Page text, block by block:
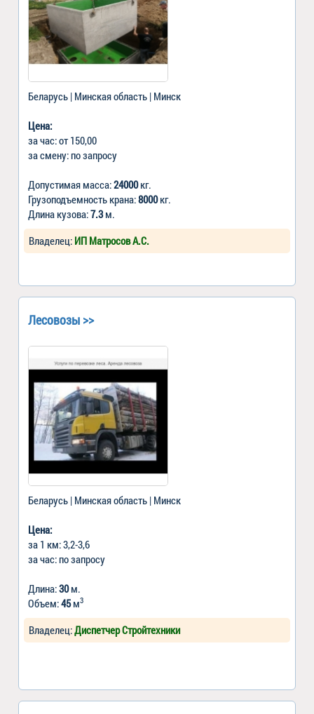
Беларусь | Минская область | Минск
Цена:
за час: от 150,00
за смену: по запросу
Допустимая масса:24000кг.
Грузоподъемность крана:8000кг.
Длина кузова:7.3м.
Владелец: ИП Матросов А.С.
Лесовозы >>
Беларусь | Минская область | Минск
Цена:
за 1 км: 3,2-3,6
за час: по запросу
Длина:30м.
Объем:45м3
Владелец:Диспетчер Стройтехники